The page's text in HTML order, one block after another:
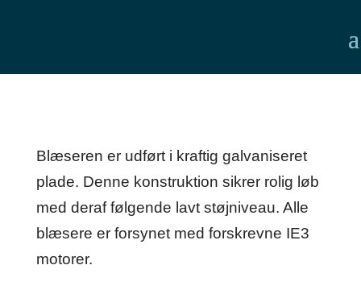
Blæseren er udført i kraftig galvaniseret
plade. Denne konstruktion sikrer rolig løb
med deraf følgende lavt støjniveau. Alle
blæsere er forsynet med forskrevne IE3
motorer.